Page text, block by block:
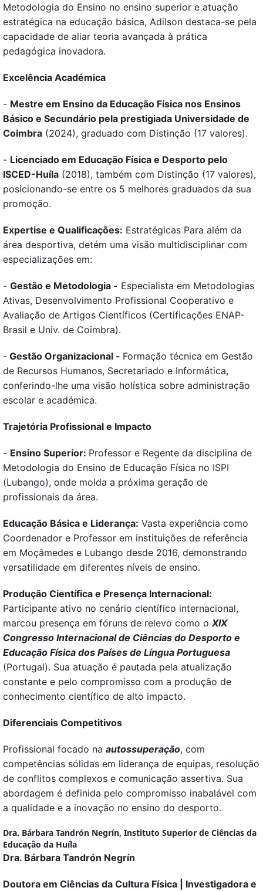
Metodologia do Ensino no ensino superior e atuação
estratégica na educação básica, Adilson destaca-se pela
capacidade de aliar teoria avançada à prática
pedagógica inovadora.
Excelência Académica
- Mestre em Ensino da Educação Física nos Ensinos
Básico e Secundário pela prestigiada Universidade de
Coimbra (2024), graduado com Distinção (17 valores).
- Licenciado em Educação Física e Desporto pelo
ISCED-Huíla (2018), também com Distinção (17 valores),
posicionando-se entre os 5 melhores graduados da sua
promoção.
Expertise e Qualificações: Estratégicas Para além da
área desportiva, detém uma visão multidisciplinar com
especializações em:
- Gestão e Metodologia - Especialista em Metodologias
Ativas, Desenvolvimento Profissional Cooperativo e
Avaliação de Artigos Científicos (Certificações ENAP-
Brasil e Univ. de Coimbra).
- Gestão Organizacional - Formação técnica em Gestão
de Recursos Humanos, Secretariado e Informática,
conferindo-lhe uma visão holística sobre administração
escolar e académica.
Trajetória Profissional e Impacto
- Ensino Superior: Professor e Regente da disciplina de
Metodologia do Ensino de Educação Física no ISPI
(Lubango), onde molda a próxima geração de
profissionais da área.
Educação Básica e Liderança: Vasta experiência como
Coordenador e Professor em instituições de referência
em Moçâmedes e Lubango desde 2016, demonstrando
versatilidade em diferentes níveis de ensino.
Produção Científica e Presença Internacional:
Participante ativo no cenário científico internacional,
marcou presença em fóruns de relevo como o XIX
Congresso Internacional de Ciências do Desporto e
Educação Física dos Países de Língua Portuguesa
(Portugal). Sua atuação é pautada pela atualização
constante e pelo compromisso com a produção de
conhecimento científico de alto impacto.
Diferenciais Competitivos
Profissional focado na autossuperação, com
competências sólidas em liderança de equipas, resolução
de conflitos complexos e comunicação assertiva. Sua
abordagem é definida pelo compromisso inabalável com
a qualidade e a inovação no ensino do desporto.
Dra. Bárbara Tandrón Negrín, Instituto Superior de Ciências da
Educação da Huíla
Dra. Bárbara Tandrón Negrín
Doutora em Ciências da Cultura Física | Investigadora e